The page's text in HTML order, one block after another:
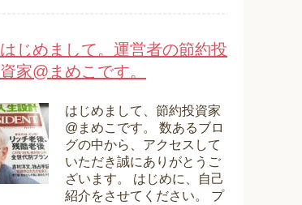
はじめまして。運営者の節約投
資家@まめこです。
はじめまして、節約投資家
@まめこです。 数あるブロ
グの中から、アクセスして
いただき誠にありがとうご
ざいます。 はじめに、自己
紹介をさせてください。 プ